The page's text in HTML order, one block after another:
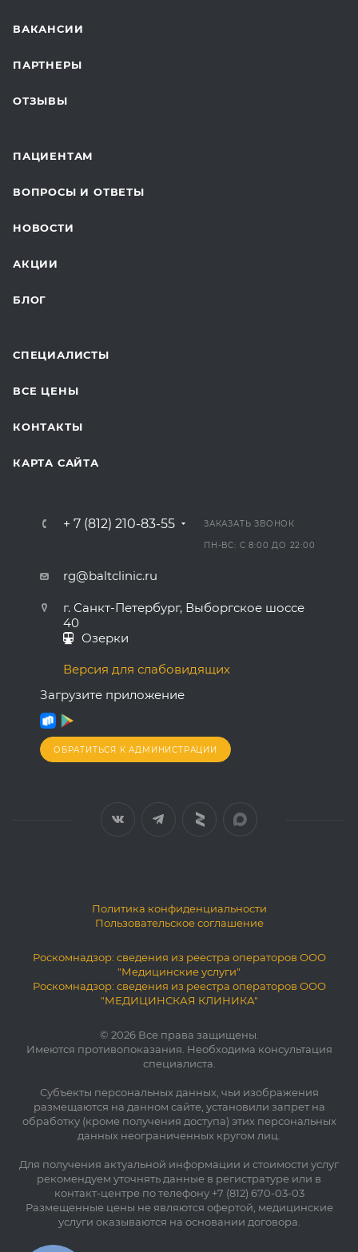
ЛАБОРАТОРНЫЕ ИССЛЕДОВАНИЯ
ДЛЯ БУДУЩИХ МАМ
ВАКАНСИИ
ПАРТНЕРЫ
ОТЗЫВЫ
ПАЦИЕНТАМ
ВОПРОСЫ И ОТВЕТЫ
НОВОСТИ
АКЦИИ
БЛОГ
СПЕЦИАЛИСТЫ
ВСЕ ЦЕНЫ
КОНТАКТЫ
КАРТА САЙТА
+ 7 (812) 210-83-55 ЗАКАЗАТЬ ЗВОНОК
ПН-ВС: С 8:00 ДО 22:00
rg@baltclinic.ru
г. Санкт-Петербург, Выборгское шоссе
40
Озерки
Версия для слабовидящих
Загрузите приложение
ОБРАТИТЬСЯ К АДМИНИСТРАЦИИ
Политика конфиденциальности
Пользовательское соглашение
Роскомнадзор: сведения из реестра операторов ООО
"Медицинские услуги"
Роскомнадзор: сведения из реестра операторов ООО
"МЕДИЦИНСКАЯ КЛИНИКА"
© 2026 Все права защищены.
Имеются противопоказания. Необходима консультация
специалиста.
Субъекты персональных данных, чьи изображения
размещаются на данном сайте, установили запрет на
обработку (кроме получения доступа) этих персональных
данных неограниченных кругом лиц.
Для получения актуальной информации и стоимости услуг
рекомендуем уточнять данные в регистратуре или в
контакт-центре по телефону +7 (812) 670-03-03
Размещенные цены не являются офертой, медицинские
услуги оказываются на основании договора.